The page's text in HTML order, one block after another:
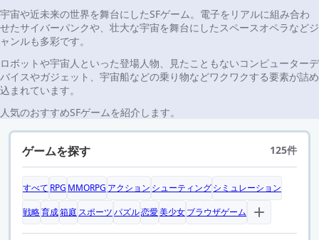
宇宙や近未来の世界を舞台にしたSFゲーム。電子をリアルに組み合わ
せたサイバーパンクや、壮大な宇宙を舞台にしたスペースオペラなどジ
ャンルも多彩です。
ロボットや宇宙人といった登場人物、見たこともないコンピューターデ
バイスやガジェット、宇宙船などの乗り物などワクワクする要素が詰め
込まれています。
人気のおすすめSFゲームを紹介します。
ゲームを探す 125件
すべて RPG MMORPG アクション シューティングシミュレーション
戦略育成箱庭 スポーツパズル恋愛美少女ブラウザゲーム